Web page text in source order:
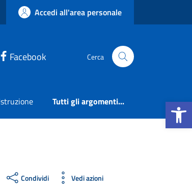
Apri la
Accedi all'area personale
Facebook Cerca
Tutti gli argomenti...
Condividi Vedi azioni